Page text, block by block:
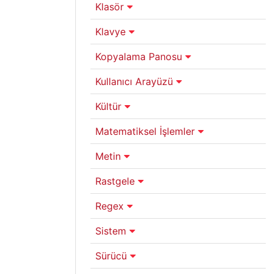
Klasör
Klavye
Kopyalama Panosu
Kullanıcı Arayüzü
Kültür
Matematiksel İşlemler
Metin
Rastgele
Regex
Sistem
Sürücü